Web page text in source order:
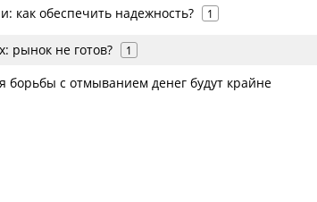
как обеспечить надежность? 1
рынок не готов? 1
борьбы с отмыванием денег будут крайне